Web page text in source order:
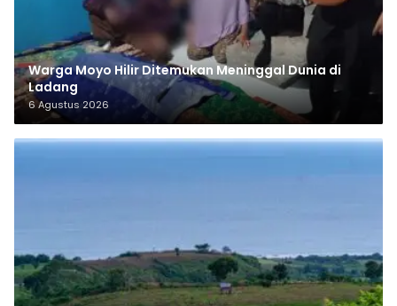
Warga Moyo Hilir Ditemukan Meninggal Dunia di
Ladang
6 Agustus 2026